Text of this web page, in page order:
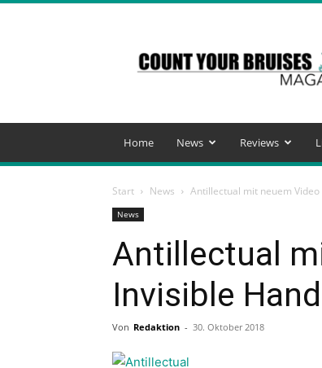
Your
Bruises
Magazine
Home News Reviews
Start News Antillectual mit neuem Video
News
Antillectual
Invisible
Von Redaktion - 30. Oktober 2018